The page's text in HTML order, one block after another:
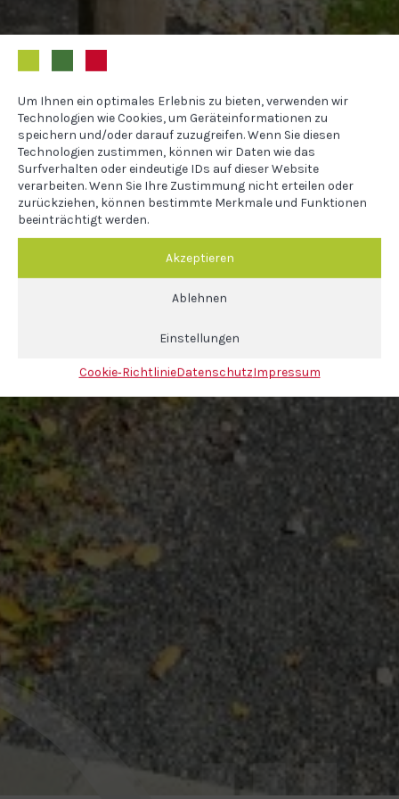
Um Ihnen ein optimales Erlebnis zu bieten, verwenden wir
Technologien wie Cookies, um Geräteinformationen zu
speichern und/oder darauf zuzugreifen. Wenn Sie diesen
Technologien zustimmen, können wir Daten wie das
Surfverhalten oder eindeutige IDs auf dieser Website
verarbeiten. Wenn Sie Ihre Zustimmung nicht erteilen oder
zurückziehen, können bestimmte Merkmale und Funktionen
beeinträchtigt werden.
Akzeptieren
Ablehnen
Einstellungen
Cookie‐RichtlinieDatenschutzImpressum